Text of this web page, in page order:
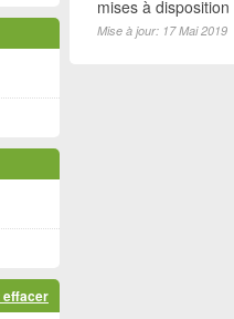
mises à
Mise à jour: 17 Mai 2019
effacer